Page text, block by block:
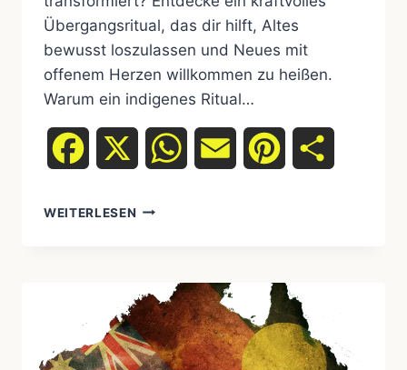
Übergangsritual, das dir hilft, Altes
bewusst loszulassen und Neues mit
offenem Herzen willkommen zu heißen.
Warum ein indigenes Ritual…
Facebook WhatsAppEmail Pinterest
WEITERLESEN ALTES
HEISSEN: E
IN I
NDIGENES R
ITUAL F
ÜR S